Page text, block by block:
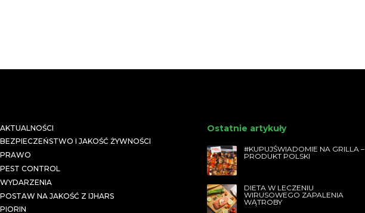
AKTUALNOŚCI
BEZPIECZEŃSTWO I JAKOŚĆ ŻYWNOŚCI
PRAWO
PEST CONTROL
WYDARZENIA
POSTAW NA JAKOŚĆ Z IJHARS
PIORIN
Ostatnie artykuły
#KUPUJŚWIADOMIE NA GRILLA –
PRODUKT POLSKI
DIETA W LECZENIU
WIRUSOWEGO ZAPALENIA
WĄTROBY